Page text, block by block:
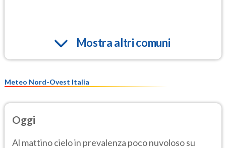
Mostra altri comuni
Meteo Nord-Ovest Italia
Oggi
Al mattino cielo in prevalenza poco nuvoloso su